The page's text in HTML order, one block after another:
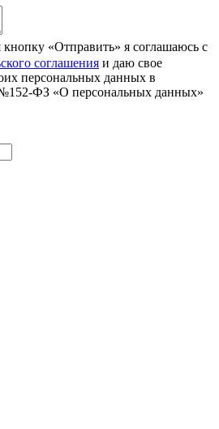
«Отправить» я соглашаюсь с
соглашения и даю свое
персональных данных в
№152-ФЗ «О персональных данных»